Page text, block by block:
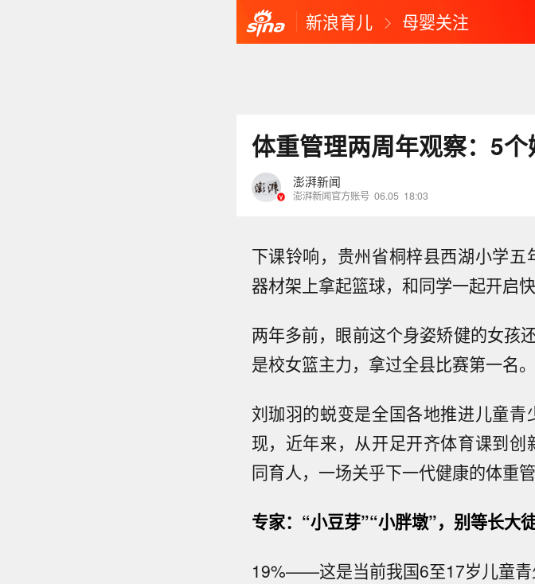
新浪育儿 母婴关注
体重管理两周年观察：5
澎湃新闻
澎湃新闻官方账号 06.05 18:03
下课铃响，贵州省桐梓县西湖小学
器材架上拿起篮球，和同学一起开启
两年多前，眼前这个身姿矫健的女孩
是校女篮主力，拿过全县比赛第一名。
刘珈羽的蜕变是全国各地推进儿童
现，近年来，从开足开齐体育课到
同育人，一场关乎下一代健康的体重
专家：“小豆芽”“小胖墩”，别等长大
19%——这是当前我国6至17岁儿童青